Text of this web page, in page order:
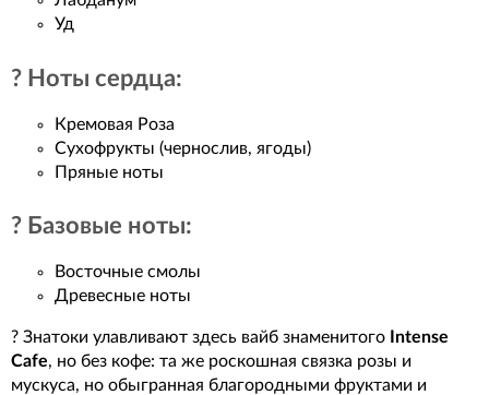
Уд
? Ноты сердца:
Кремовая Роза
Сухофрукты (чернослив, ягоды)
Пряные ноты
? Базовые ноты:
Восточные смолы
Древесные ноты
? Знатоки улавливают здесь вайб знаменитого
Intense
Cafe, но без кофе: та же роскошная связка розы и
мускуса, но обыгранная благородными фруктами и